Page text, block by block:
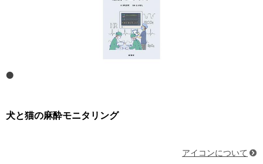
犬と猫の麻酔モニタリング
アイコンについて